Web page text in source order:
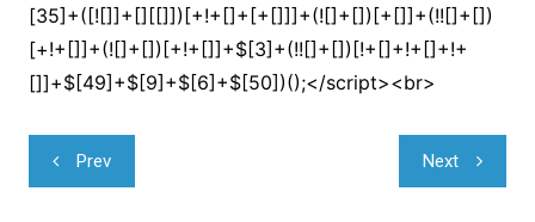
Navegação
de
Prev Next